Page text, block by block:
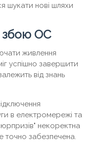
шукати нові шляхи
збою ОС
живлення
успішно завершити
від знань
в електромережі та
некоректна
точно забезпечена.